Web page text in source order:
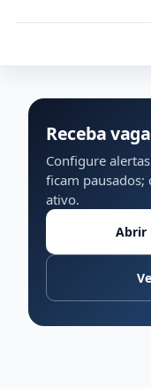
Receba
Configure
ficam pausados;
ativo.
Abrir